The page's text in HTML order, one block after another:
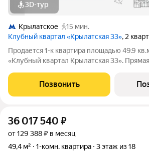
3D-тур
Крылатское
15 мин.
Клубный квартал «Крылатская 33», 2
Продается 1-к квартира площадью 49.9
«Клубный квартал Крылатская 33».
западе Москвы от специализированного
«Сияние». Комплекс расположен всего
Позвонить
36 017 540 ₽
от 129 388 ₽ в месяц
49,4 м²
1-комн. квартира 3 этаж из 18